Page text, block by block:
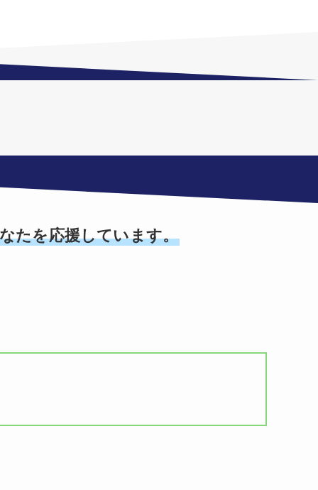
たを応援しています。